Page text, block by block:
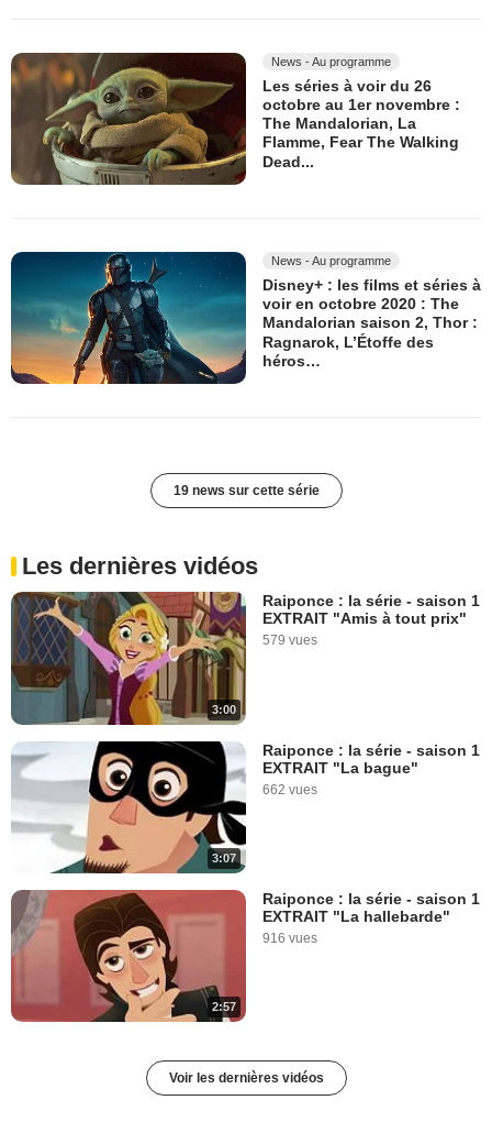
News - Au programme
Les séries à voir du 26
octobre au 1er novembre :
The Mandalorian, La
Flamme, Fear The Walking
Dead...
News - Au programme
Disney+ : les films et séries à
voir en octobre 2020 : The
Mandalorian saison 2, Thor :
Ragnarok, L’Étoffe des
héros…
19 news sur cette série
Les dernières vidéos
3:00
Raiponce : la série - saison 1
EXTRAIT "Amis à tout prix"
579 vues
3:07
Raiponce : la série - saison 1
EXTRAIT "La bague"
662 vues
2:57
Raiponce : la série - saison 1
EXTRAIT "La hallebarde"
916 vues
Voir les dernières vidéos